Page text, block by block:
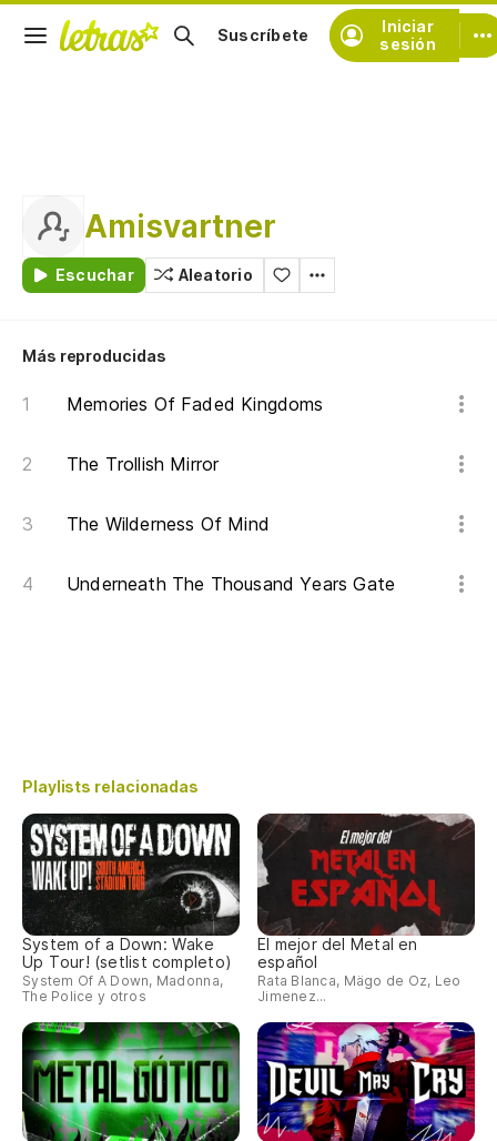
Iniciar
sesión
Suscríbete
Amisvartner
Escuchar Aleatorio
Más reproducidas
Memories Of Faded Kingdoms
The Trollish Mirror
The Wilderness Of Mind
Underneath The Thousand Years Gate
Playlists relacionadas
System of a Down: Wake
Up Tour! (setlist completo)
System Of A Down, Madonna,
The Police y otros
El mejor del Metal en
español
Rata Blanca, Mägo de Oz, Leo
Jimenez...